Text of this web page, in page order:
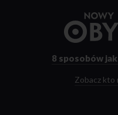
8 sposobów
Zobacz kto